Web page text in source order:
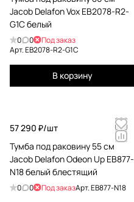
Jacob Delafon Vox EB2078-R2-
G1C белый
0 0
Под заказ
Арт.EB2078-R2-G1C
В корзину
57 290 ₽/шт
Тумба под раковину 55 см
Jacob Delafon Odeon Up EB877-
N18 белый блестящий
0 0 Под заказАрт.EB877-N18